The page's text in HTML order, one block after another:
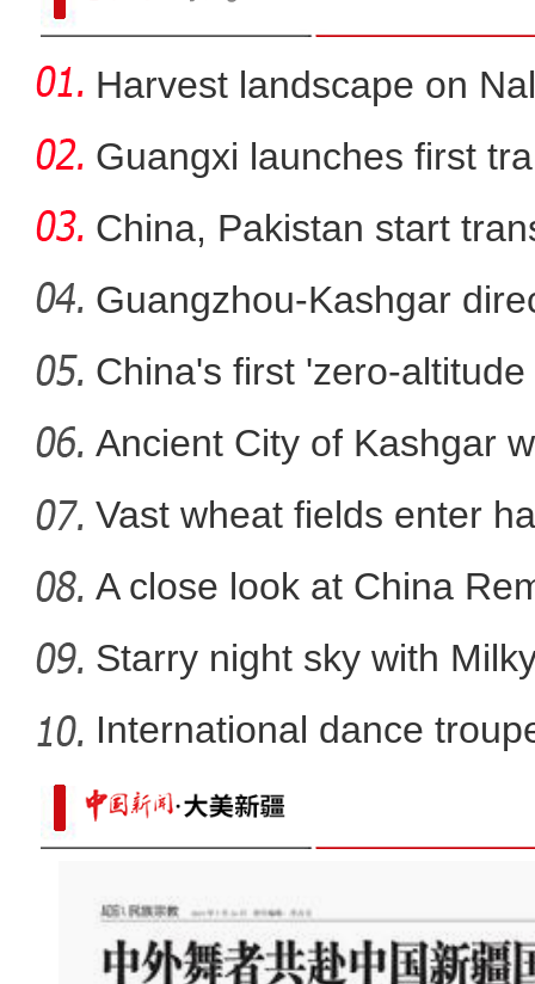
青河县9.6万亩小麦获国家种
新疆库车市：梨园果飘
Harvest landscape on
Guangxi launches first
China, Pakistan start
Guangzhou-Kashgar
China's first 'zero-
Ancient City of Kashgar
Vast wheat fields enter
A close look at China
Starry night sky with
International dance